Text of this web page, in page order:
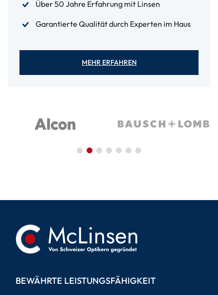
Über 50 Jahre Erfahrung mit Linsen
Garantierte Qualität durch Experten im Haus
MEHR ERFAHREN
BEWÄHRTE LEISTUNGSFÄHIGKEIT